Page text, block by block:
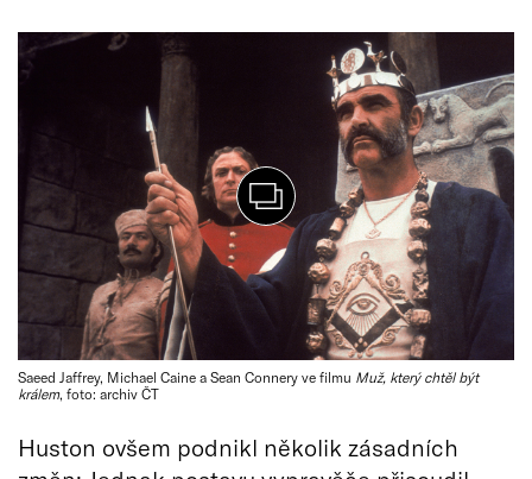
Saeed Jaffrey, Michael Caine a Sean Connery ve filmu Muž, který chtěl být
králem, foto: archiv ČT
Huston ovšem podnikl několik zásadních